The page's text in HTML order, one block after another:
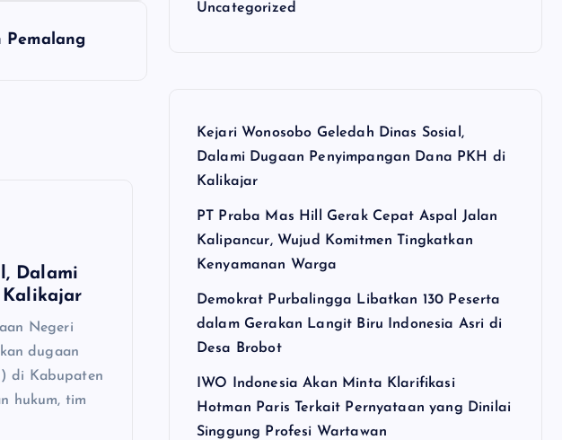
Pemalang
Dalami
Kalikajar
Negeri
dugaan
di Kabupaten
hukum, tim
Uncategorized
Kejari Wonosobo Geledah Dinas Sosial,
Dalami Dugaan Penyimpangan Dana PKH di
Kalikajar
PT Praba Mas Hill Gerak Cepat Aspal Jalan
Kalipancur, Wujud Komitmen Tingkatkan
Kenyamanan Warga
Demokrat Purbalingga Libatkan 130 Peserta
dalam Gerakan Langit Biru Indonesia Asri di
Desa Brobot
IWO Indonesia Akan Minta Klarifikasi
Hotman Paris Terkait Pernyataan yang Dinilai
Singgung Profesi Wartawan